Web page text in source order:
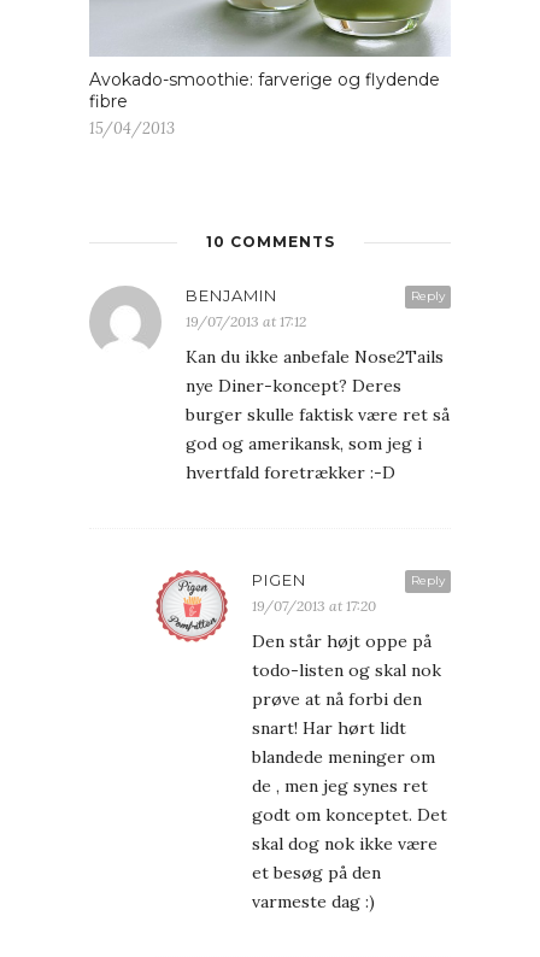
Avokado-smoothie: farverige og flydende
fibre
15/04/2013
10 COMMENTS
Reply
BENJAMIN
19/07/2013 at 17:12
Kan du ikke anbefale Nose2Tails
nye Diner-koncept? Deres
burger skulle faktisk være ret så
god og amerikansk, som jeg i
hvertfald foretrækker :-D
Reply
PIGEN
19/07/2013 at 17:20
Den står højt oppe på
todo-listen og skal nok
prøve at nå forbi den
snart! Har hørt lidt
blandede meninger om
de , men jeg synes ret
godt om konceptet. Det
skal dog nok ikke være
et besøg på den
varmeste dag :)